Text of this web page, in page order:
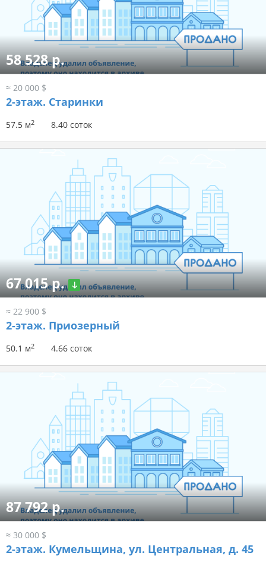
58 528 р.
≈ 20 000 $
2-этаж. Старинки
57.5 м2 8.40 соток
67 015 р.
≈ 22 900 $
2-этаж. Приозерный
50.1 м2 4.66 соток
87 792 р.
≈ 30 000 $
2-этаж. Кумельщина, ул. Центральная, д. 45